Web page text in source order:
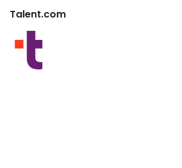
Conversor de salario
Empresa
Programas para publishers
Talent.com
Otros países
Condiciones de uso